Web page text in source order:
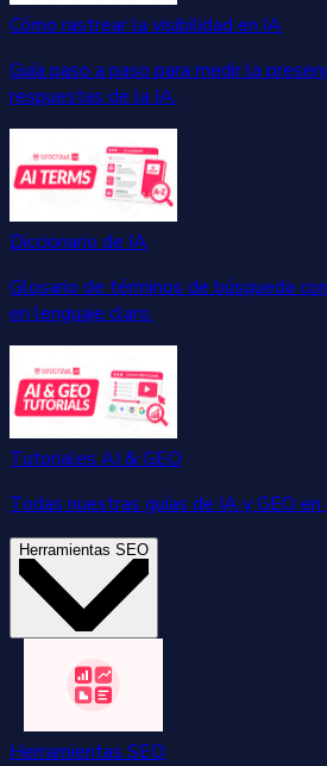
Cómo rastrear la visibilidad en IA
Guía paso a paso para medir la
respuestas de la IA.
Diccionario de IA
Glosario de términos de búsqueda
en lenguaje claro.
Tutoriales AI & GEO
Todas nuestras guías de IA y GEO en
Herramientas SEO
Herramientas SEO